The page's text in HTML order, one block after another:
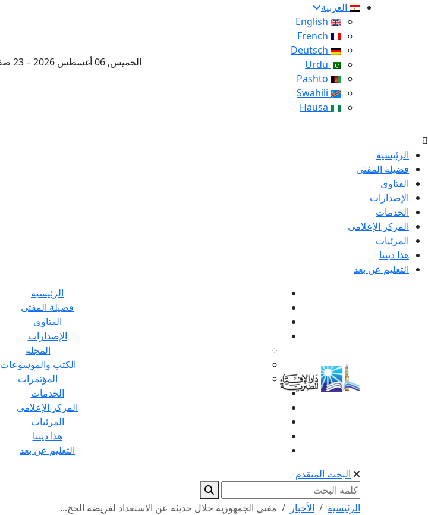
العربية
الخميس, 06 أغسطس 2026 – 23 صفر 1448 هـ
الرئيسية
فضيلة المفتى
الفتاوى
الإصدارات
الخدمات
المركز الإعلامى
المرئيات
هذا ديننا
التعليم عن بعد
الرئيسية
فضيلة المفتى
الفتاوى
الإصدارات
المجلة
الكتب والموسوعات
المؤتمرات
الخدمات
المركز الإعلامى
المرئيات
هذا ديننا
التعليم عن بعد
البحث المتقدم
الرئيسية الأخبار
مفتي الجمهورية خلال حديثه عن الاستعداد لفريضة الحج...